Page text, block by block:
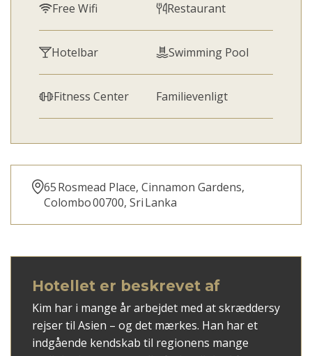
Free Wifi Restaurant
Hotelbar Swimming Pool
Fitness Center Familievenligt
65 Rosmead Place, Cinnamon Gardens,
Colombo 00700, Sri Lanka
Hotellet er beskrevet af
Kim har i mange år arbejdet med at skræddersy
rejser til Asien – og det mærkes. Han har et
indgående kendskab til regionens mange